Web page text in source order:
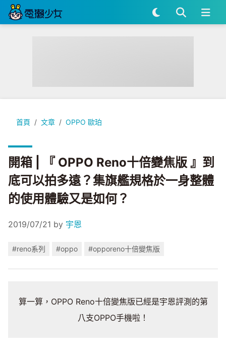
首頁 文章 OPPO 歐珀
開箱 | 『 OPPO Reno十倍變焦版 』到底可以拍多遠？集旗艦
開箱 | 『 OPPO Reno十倍變焦版 』到
底可以拍多遠？集旗艦規格於一身整體
的使用體驗又是如何？
2019/07/21 by 宇恩
#reno系列 #oppo #opporeno十倍變焦版
算一算，OPPO Reno十倍變焦版已經是宇恩評測的第
八支OPPO手機啦！